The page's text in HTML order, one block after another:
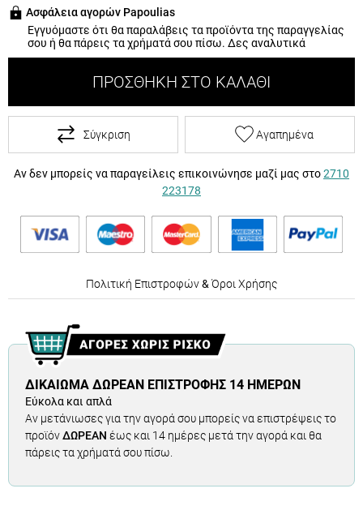
Ασφάλεια αγορών Papoulias
Εγγυόμαστε ότι θα παραλάβεις τα προϊόντα της παραγγελίας
σου ή θα πάρεις τα χρήματά σου πίσω. Δες αναλυτικά
ΠΡΟΣΘΉΚΗ ΣΤΟ ΚΑΛΆΘΙ
Σύγκριση Αγαπημένα
Αν δεν μπορείς να παραγείλεις επικοινώνησε μαζί μας στο2710
223178
Πολιτική Επιστροφών& Όροι Χρήσης
ΔΙΚΑΊΩΜΑ ΔΩΡΕΆΝ ΕΠΙΣΤΡΟΦΉΣ 14 ΗΜΕΡΏΝ
Εύκολα και απλά
Αν μετάνιωσες για την αγορά σου μπορείς να επιστρέψεις το
προϊόνΔΩΡΕΑΝ έως και 14 ημέρες μετά την αγορά και θα
πάρεις τα χρήματά σου πίσω.